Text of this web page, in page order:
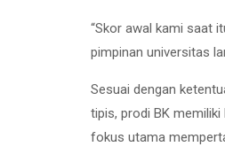
“Skor awal kami saat
pimpinan universitas
Sesuai dengan
tipis, prodi BK
fokus utama